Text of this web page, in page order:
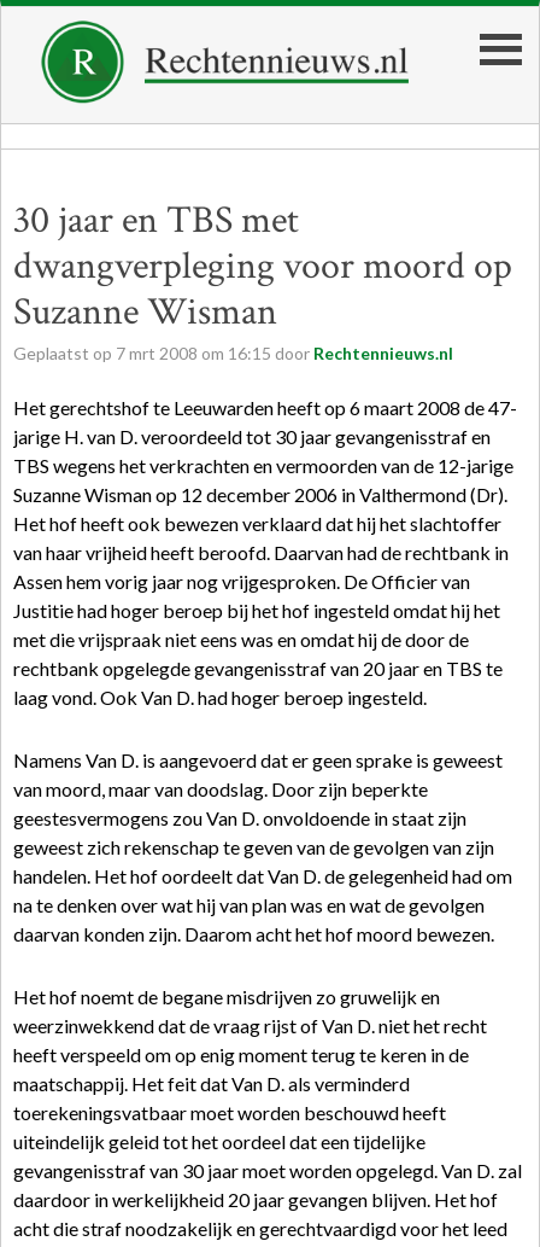
30 jaar en TBS met
dwangverpleging voor moord op
Suzanne Wisman
Geplaatst op 7mrt 2008 om 16:15 door Rechtennieuws.nl
Het gerechtshof te Leeuwarden heeft op 6 maart 2008 de 47-
jarige H. van D. veroordeeld tot 30 jaar gevangenisstraf en
TBS wegens het verkrachten en vermoorden van de 12-jarige
Suzanne Wisman op 12 december 2006 in Valthermond (Dr).
Het hof heeft ook bewezen verklaard dat hij het slachtoffer
van haar vrijheid heeft beroofd. Daarvan had de rechtbank in
Assen hem vorig jaar nog vrijgesproken. De Officier van
Justitie had hoger beroep bij het hof ingesteld omdat hij het
met die vrijspraak niet eens was en omdat hij de door de
rechtbank opgelegde gevangenisstraf van 20 jaar en TBS te
laag vond. Ook Van D. had hoger beroep ingesteld.
Namens Van D. is aangevoerd dat er geen sprake is geweest
van moord, maar van doodslag. Door zijn beperkte
geestesvermogens zou Van D. onvoldoende in staat zijn
geweest zich rekenschap te geven van de gevolgen van zijn
handelen. Het hof oordeelt dat Van D. de gelegenheid had om
na te denken over wat hij van plan was en wat de gevolgen
daarvan konden zijn. Daarom acht het hof moord bewezen.
Het hof noemt de begane misdrijven zo gruwelijk en
weerzinwekkend dat de vraag rijst of Van D. niet het recht
heeft verspeeld om op enig moment terug te keren in de
maatschappij. Het feit dat Van D. als verminderd
toerekeningsvatbaar moet worden beschouwd heeft
uiteindelijk geleid tot het oordeel dat een tijdelijke
gevangenisstraf van 30 jaar moet worden opgelegd. Van D. zal
daardoor in werkelijkheid 20 jaar gevangen blijven. Het hof
acht die straf noodzakelijk en gerechtvaardigd voor het leed